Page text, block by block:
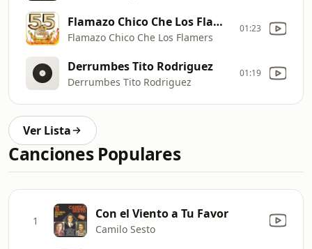
Flamazo Chico Che Los Flamers
Flamazo Chico Che Los Flamers
01:23
Derrumbes Tito Rodriguez
Derrumbes Tito Rodriguez
01:19
Ver Lista
Canciones Populares
1 Con el Viento a Tu Favor
Camilo Sesto